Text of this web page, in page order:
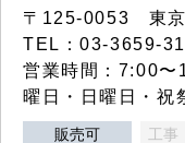
〒125-0053 東京
TEL：03-3659-
営業時間：7:00〜
曜日・日曜日・祝
販売可 工事